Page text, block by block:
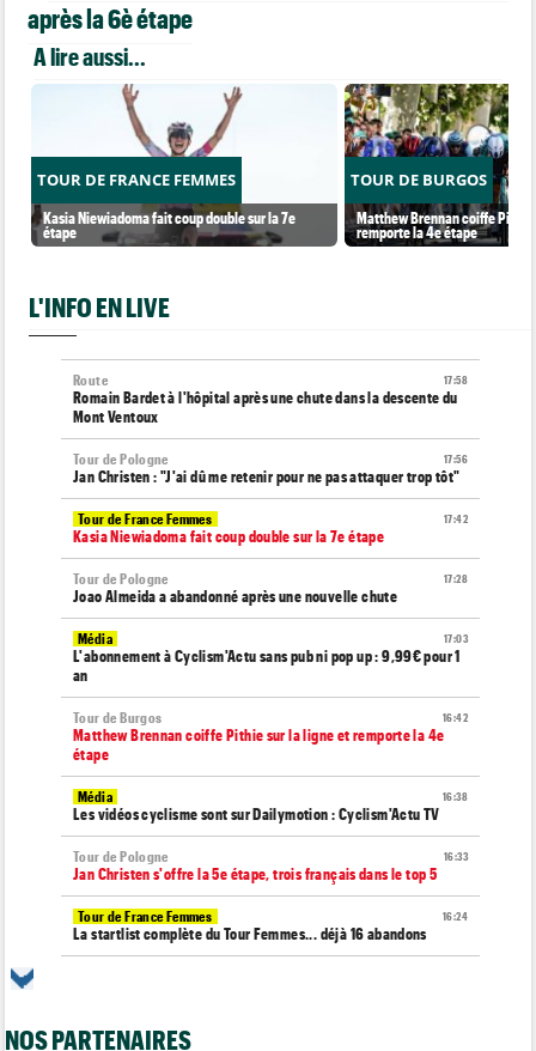
après la 6è étape
A lire aussi...
TOUR DE FRANCE FEMMES
Kasia Niewiadoma fait coup double sur la 7e
étape
TOUR DE BURGOS
Matthew Brennan coiffe Pithie
remporte la 4e étape
L'INFO EN LIVE
17:58
Route
Romain Bardet à l'hôpital après une chute dans la descente du
Mont Ventoux
17:56
Tour de Pologne
Jan Christen : "J'ai dû me retenir pour ne pas attaquer trop tôt"
17:42
Tour de France Femmes
Kasia Niewiadoma fait coup double sur la 7e étape
17:28
Tour de Pologne
Joao Almeida a abandonné après une nouvelle chute
17:03
Média
L'abonnement à Cyclism'Actu sans pub ni pop up : 9,99€ pour 1
an
16:42
Tour de Burgos
Matthew Brennan coiffe Pithie sur la ligne et remporte la 4e
étape
16:38
Média
Les vidéos cyclisme sont sur Dailymotion : Cyclism'Actu TV
16:33
Tour de Pologne
Jan Christen s'offre la 5e étape, trois français dans le top 5
16:24
Tour de France Femmes
La startlist complète du Tour Femmes... déjà 16 abandons
Transfert
NOS PARTENAIRES